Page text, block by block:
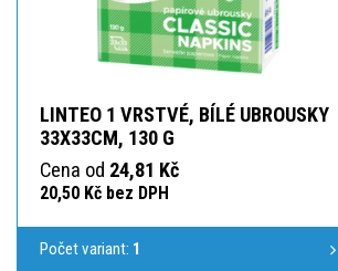
LINTEO 1 VRSTVÉ, BÍLÉ UBROUSKY
33X33CM, 130 G
Cena od 24,81 Kč
20,50 Kč bez DPH
Počet variant: 1